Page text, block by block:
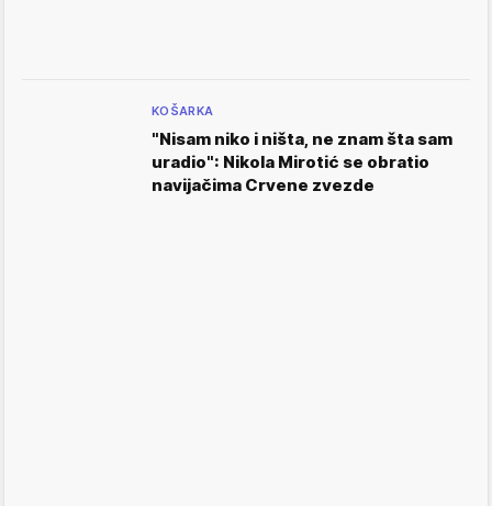
KOŠARKA
"Nisam niko i ništa, ne znam šta sam
uradio": Nikola Mirotić se obratio
navijačima Crvene zvezde